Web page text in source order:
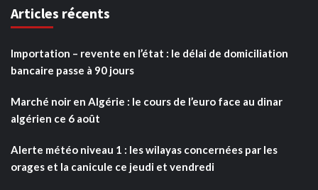
Articles récents
Importation – revente en l’état : le délai de domiciliation
bancaire passe à 90 jours
Marché noir en Algérie : le cours de l’euro face au dinar
algérien ce 6 août
Alerte météo niveau 1 : les wilayas concernées par les
orages et la canicule ce jeudi et vendredi